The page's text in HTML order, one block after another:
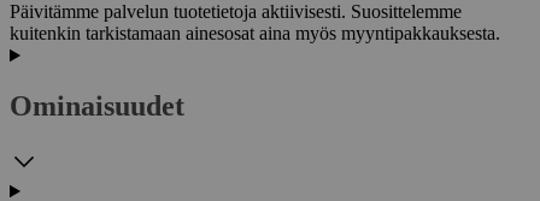
Päivitämme palvelun tuotetietoja aktiivisesti. Suosittelemme
kuitenkin tarkistamaan ainesosat aina myös myyntipakkauksesta.
Ominaisuudet